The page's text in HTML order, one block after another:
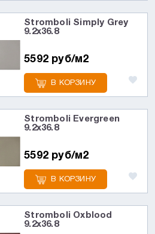
Stromboli Simply Grey
9.2x36.8
5592 руб/м2
В КОРЗИНУ
Stromboli Evergreen
9.2x36.8
5592 руб/м2
В КОРЗИНУ
Stromboli Oxblood
9.2x36.8